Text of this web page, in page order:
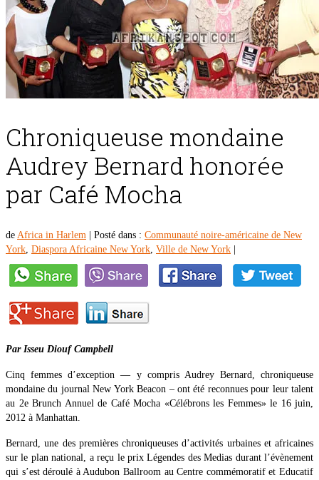
Chroniqueuse mondaine
Audrey Bernard honorée
par Café Mocha
de Africa in Harlem Posté dans : Communauté noire-américaine de New
York, Diaspora Africaine New York, Ville de New York
Par Isseu Diouf Campbell
Cinq femmes d’exception — y compris Audrey Bernard, chroniqueuse
mondaine du journal New York Beacon – ont été reconnues pour leur talent
au 2e Brunch Annuel de Café Mocha «Célébrons les Femmes» le 16 juin,
2012 à Manhattan.
Bernard, une des premières chroniqueuses d’activités urbaines et africaines
sur le plan national, a reçu le prix Légendes des Medias durant l’évènement
qui s’est déroulé à Audubon Ballroom au Centre commémoratif et Educatif